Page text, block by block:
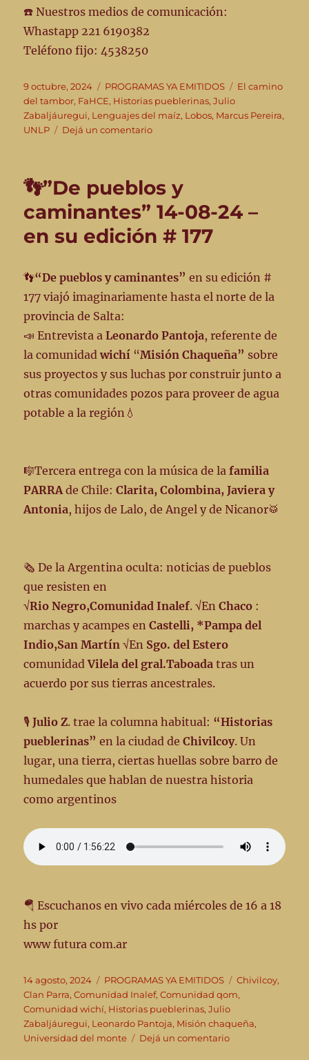
☎️ Nuestros medios de comunicación:
Whastapp 221 6190382
Teléfono fijo: 4538250
Publicado
el
9 octubre, 2024 Categorías
PROGRAMAS YA EMITIDOS Etiquetas
El camino
del tambor, FaHCE, Historias pueblerinas,Julio
Zabaljáuregui, Lenguajes del maíz, Lobos, Marcus Pereira,
UNLP
Dejá un comentarioen
y
caminantes”
09-
10-
–
#
👣”De pueblos y
caminantes” 14-08-24 –
en su edición # 177
👣“De pueblos y caminantes” en su edición #
177 viajó imaginariamente hasta el norte de la
provincia de Salta:
📣 Entrevista aLeonardo Pantoja, referente de
la comunidadwichí “Misión Chaqueña” sobre
sus proyectos y sus luchas por construir junto a
otras comunidades pozos para proveer de agua
potable a la región💧
🎼Tercera entrega con la música de lafamilia
PARRAde Chile: Clarita, Colombina, Javiera y
Antonia, hijos de Lalo, de Angel y de Nicanor🥁
🗞️ De la Argentina oculta: noticias de pueblos
que resisten en
√Rio Negro,Comunidad Inalef. √EnChaco :
marchas y acampes enCastelli, *Pampa del
Indio,San Martín√En Sgo. del Estero
comunidadVilela del gral.Taboada tras un
acuerdo por sus tierras ancestrales.
🎙️ Julio Z. trae la columna habitual: “Historias
pueblerinas” en la ciudad deChivilcoy. Un
lugar, una tierra, ciertas huellas sobre barro de
humedales que hablan de nuestra historia
como argentinos
🪂 Escuchanos en vivo cada miércoles de 16 a 18
hs por
www futura com.ar
Publicado
el
14 agosto, 2024 Categorías
PROGRAMAS YA EMITIDOS Etiquetas
Chivilcoy,
Clan Parra,Comunidad Inalef,Comunidad qom,
Comunidad wichí, Historias pueblerinas,Julio
Zabaljáuregui, Leonardo Pantoja, Misión chaqueña,
Universidad del monte
Dejá un comentarioen